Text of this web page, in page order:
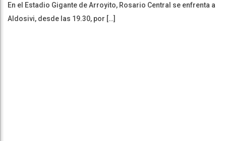
En el Estadio Gigante de Arroyito, Rosario Central se enfrenta a
Aldosivi, desde las 19.30, por […]